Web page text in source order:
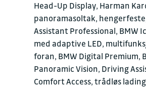
Head-Up Display, Harman
panoramasoltak,
Assistant Professional, BMW
med adaptive LED,
foran, BMW Digital Premium,
Panoramic Vision, Driving
Comfort Access, trådløs